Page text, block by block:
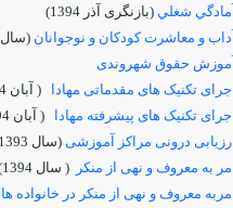
آمادگي شغلي (بازنگری آذر 1394)
آداب و معاشرت كودكان و نوجوانان (سال 1393)
آموزش حقوق شهروندی
اجرای تکنیک های مقدماتی مهادا
( آبان 1394)
اجرای تکنیک های پیشرفته مهادا
( آبان 1394)
ارزیابی درونی مراکز آموزشی (سال 1393)
امر به معروف و نهی از منکر
( سال 1394)
امربه معروف و نهی از منکر در خانواده ها